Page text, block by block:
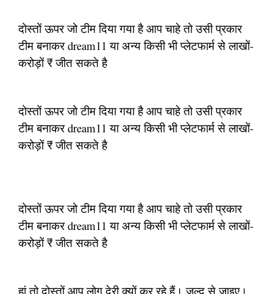
दोस्तों ऊपर जो टीम दिया गया है आप चाहे तो उसी प्रकार
टीम बनाकर dream11 या अन्य किसी भी प्लेटफार्म से लाखों-
करोड़ों ₹ जीत सकते है
दोस्तों ऊपर जो टीम दिया गया है आप चाहे तो उसी प्रकार
टीम बनाकर dream11 या अन्य किसी भी प्लेटफार्म से लाखों-
करोड़ों ₹ जीत सकते है
दोस्तों ऊपर जो टीम दिया गया है आप चाहे तो उसी प्रकार
टीम बनाकर dream11 या अन्य किसी भी प्लेटफार्म से लाखों-
करोड़ों ₹ जीत सकते है
हां तो दोस्तों आप लोग देरी क्यों कर रहे हैं। जल्द से जाइए।